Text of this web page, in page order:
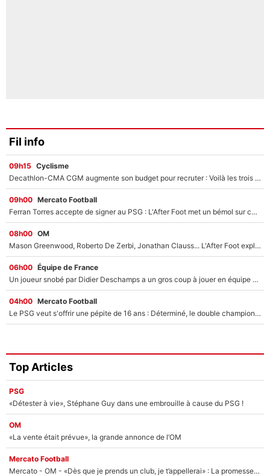
Fil info
09h15 Cyclisme
Decathlon-CMA CGM augmente son budget pour recruter : Voilà les trois premiers coureurs qui font rejoindre Paul Seixas en 2027 !
09h00 Mercato Football
Ferran Torres accepte de signer au PSG : L'After Foot met un bémol sur ce transfert, le champion du monde va couter trop cher ?
08h00 OM
Mason Greenwood, Roberto De Zerbi, Jonathan Clauss... L'After Foot explique pourquoi Medhi Benatia a craqué à l'OM !
06h00 Équipe de France
Un joueur snobé par Didier Deschamps a un gros coup à jouer en équipe de France : Zinedine Zidane a trouvé son numéro 9 ?
04h00 Mercato Football
Le PSG veut s'offrir une pépite de 16 ans : Déterminé, le double champion d'Europe en titre est prêt à lâcher 40M€ pour celui que l'on compare déjà à Vinicius Jr !
Top Articles
PSG
«Détester à vie», Stéphane Guy dans une embrouille à cause du PSG !
OM
«La vente était prévue», la grande annonce de l’OM
Mercato Football
Mercato - OM - «Dès que je prends un club, je t’appellerai» : La promesse de Marcelino au moment de claquer la porte